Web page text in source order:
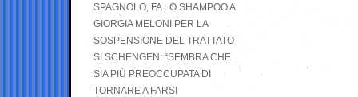
SPAGNOLO, FA LO SHAMPOO A
GIORGIA MELONI PER LA
SOSPENSIONE DEL TRATTATO
SI SCHENGEN: “SEMBRA CHE
SIA PIÙ PREOCCUPATA DI
TORNARE A FARSI